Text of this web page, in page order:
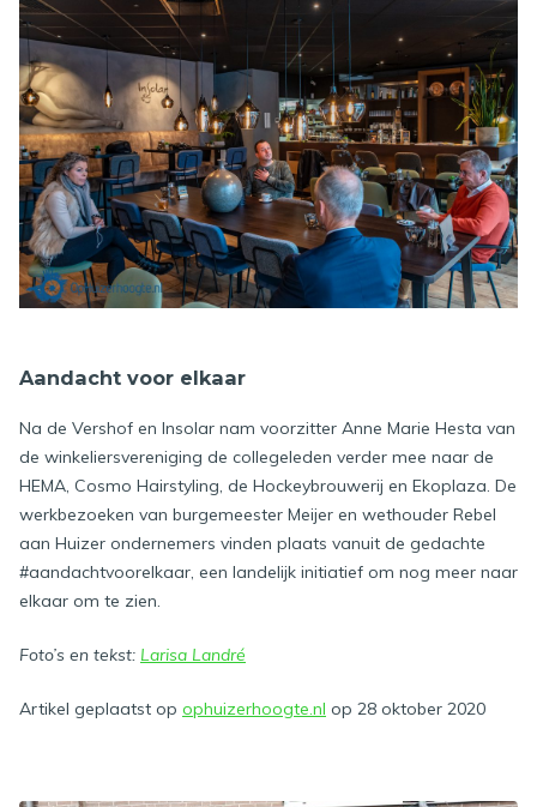
Aandacht voor elkaar
Na de Vershof en Insolar nam voorzitter Anne Marie Hesta van
de winkeliersvereniging de collegeleden verder mee naar de
HEMA, Cosmo Hairstyling, de Hockeybrouwerij en Ekoplaza. De
werkbezoeken van burgemeester Meijer en wethouder Rebel
aan Huizer ondernemers vinden plaats vanuit de gedachte
#aandachtvoorelkaar, een landelijk initiatief om nog meer naar
elkaar om te zien.
Foto’s en tekst: Larisa Landré
Artikel geplaatst op ophuizerhoogte.nl op 28 oktober 2020